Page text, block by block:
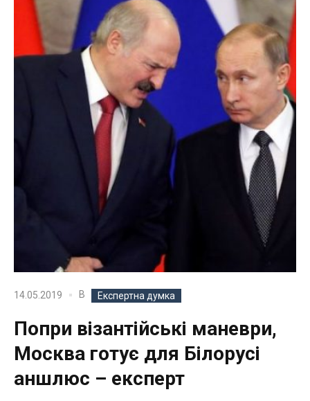
14.05.2019 В Експертна думка
Попри візантійські маневри,
Москва готує для Білорусі
аншлюс – експерт